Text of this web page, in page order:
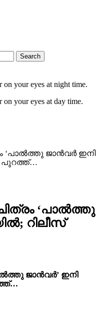
Search
on your eyes at night time.
your eyes at day time.
‘പാൽത്തു ജാൻവർ ഇനി
പുറത്ത്…
‘പാൽത്തു
റിലീസ്
ജാൻവർ’ ഇനി